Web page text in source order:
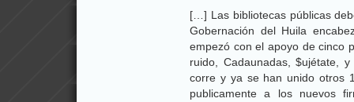
[…] Las bibliotecas públicas
Gobernación del Huila
empezó con el apoyo de cinco
ruido, Cadaunadas, $ujétate,
corre y ya se han unido otros
publicamente a los nuevos